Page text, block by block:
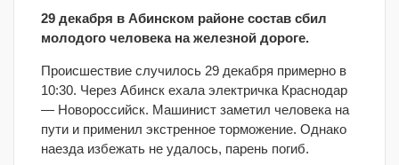
29 декабря в Абинском районе состав сбил
молодого человека на железной дороге.
Происшествие случилось 29 декабря примерно в
10:30. Через Абинск ехала электричка Краснодар
— Новороссийск. Машинист заметил человека на
пути и применил экстренное торможение. Однако
наезда избежать не удалось, парень погиб.